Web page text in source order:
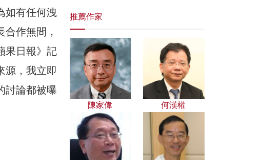
如有任何洩
作無間，
果日報》記
源，我立即
討論都被曝
推薦作家
陳家偉 何漢權